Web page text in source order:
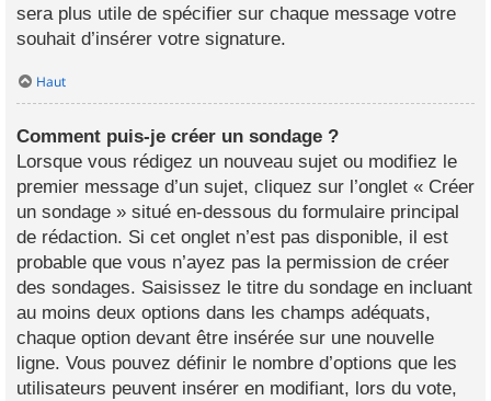
sera plus utile de spécifier sur chaque message votre
souhait d’insérer votre signature.
Haut
Comment puis-je créer un sondage ?
Lorsque vous rédigez un nouveau sujet ou modifiez le
premier message d’un sujet, cliquez sur l’onglet « Créer
un sondage » situé en-dessous du formulaire principal
de rédaction. Si cet onglet n’est pas disponible, il est
probable que vous n’ayez pas la permission de créer
des sondages. Saisissez le titre du sondage en incluant
au moins deux options dans les champs adéquats,
chaque option devant être insérée sur une nouvelle
ligne. Vous pouvez définir le nombre d’options que les
utilisateurs peuvent insérer en modifiant, lors du vote,